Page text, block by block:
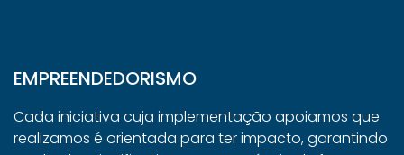
EMPREENDEDORISMO
Cada iniciativa cuja implementação apoiamos que
realizamos é orientada para ter impacto, garantindo